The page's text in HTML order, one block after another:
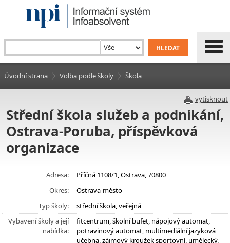
Úvodní strana Volba podle školy Škola
vytisknout
Střední škola služeb a podnikání,
Ostrava-Poruba, příspěvková
organizace
Adresa:
Příčná 1108/1, Ostrava, 70800
Okres:
Ostrava-město
Typ školy:
střední škola, veřejná
Vybavení školy a její
nabídka:
fitcentrum, školní bufet, nápojový automat,
potravinový automat, multimediální jazyková
učebna, zájmový kroužek sportovní, umělecký,